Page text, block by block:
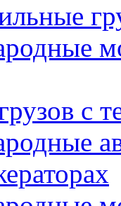
с